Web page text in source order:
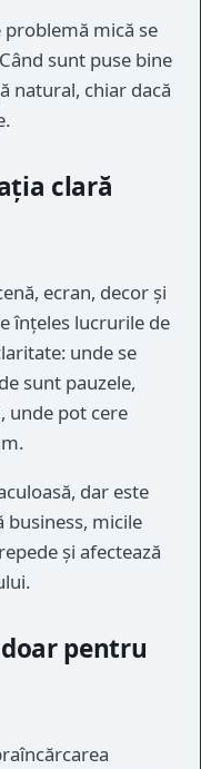
problemă mică se
sunt puse bine
natural, chiar dacă
clară
ecran, decor și
înțeles lucrurile de
unde se
sunt pauzele,
unde pot cere
dar este
micile
și afectează
pentru